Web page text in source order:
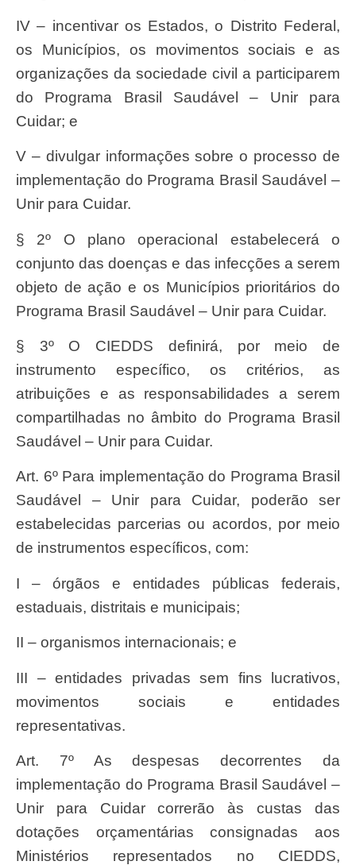
IV – incentivar os Estados, o Distrito Federal,
os Municípios, os movimentos sociais e as
organizações da sociedade civil a participarem
do Programa Brasil Saudável – Unir para
Cuidar; e
V – divulgar informações sobre o processo de
implementação do Programa Brasil Saudável –
Unir para Cuidar.
§ 2º O plano operacional estabelecerá o
conjunto das doenças e das infecções a serem
objeto de ação e os Municípios prioritários do
Programa Brasil Saudável – Unir para Cuidar.
§ 3º O CIEDDS definirá, por meio de
instrumento específico, os critérios, as
atribuições e as responsabilidades a serem
compartilhadas no âmbito do Programa Brasil
Saudável – Unir para Cuidar.
Art. 6º Para implementação do Programa Brasil
Saudável – Unir para Cuidar, poderão ser
estabelecidas parcerias ou acordos, por meio
de instrumentos específicos, com:
I – órgãos e entidades públicas federais,
estaduais, distritais e municipais;
II – organismos internacionais; e
III – entidades privadas sem fins lucrativos,
movimentos sociais e entidades
representativas.
Art. 7º As despesas decorrentes da
implementação do Programa Brasil Saudável –
Unir para Cuidar correrão às custas das
dotações orçamentárias consignadas aos
Ministérios representados no CIEDDS,